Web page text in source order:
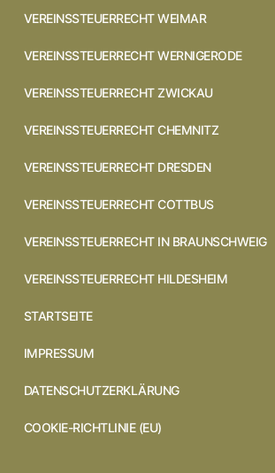
VEREINSSTEUERRECHT WEIMAR
VEREINSSTEUERRECHT WERNIGERODE
VEREINSSTEUERRECHT ZWICKAU
VEREINSSTEUERRECHT CHEMNITZ
VEREINSSTEUERRECHT DRESDEN
VEREINSSTEUERRECHT COTTBUS
VEREINSSTEUERRECHT IN BRAUNSCHWEIG
VEREINSSTEUERRECHT HILDESHEIM
STARTSEITE
IMPRESSUM
DATENSCHUTZERKLÄRUNG
COOKIE-RICHTLINIE (EU)